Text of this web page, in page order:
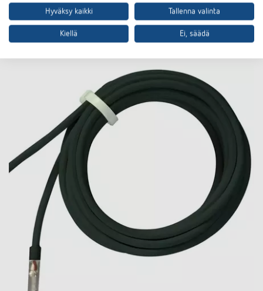
Lisätarvikkeet
Hyväksy kaikki Tallenna valinta
Kiellä Ei, säädä